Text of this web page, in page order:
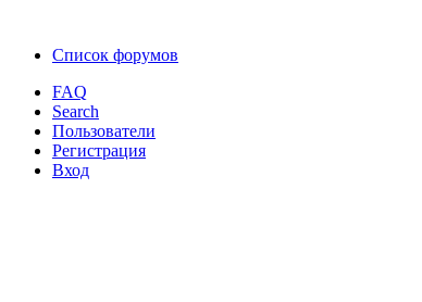
Список форумов
FAQ
Search
Пользователи
Регистрация
Вход